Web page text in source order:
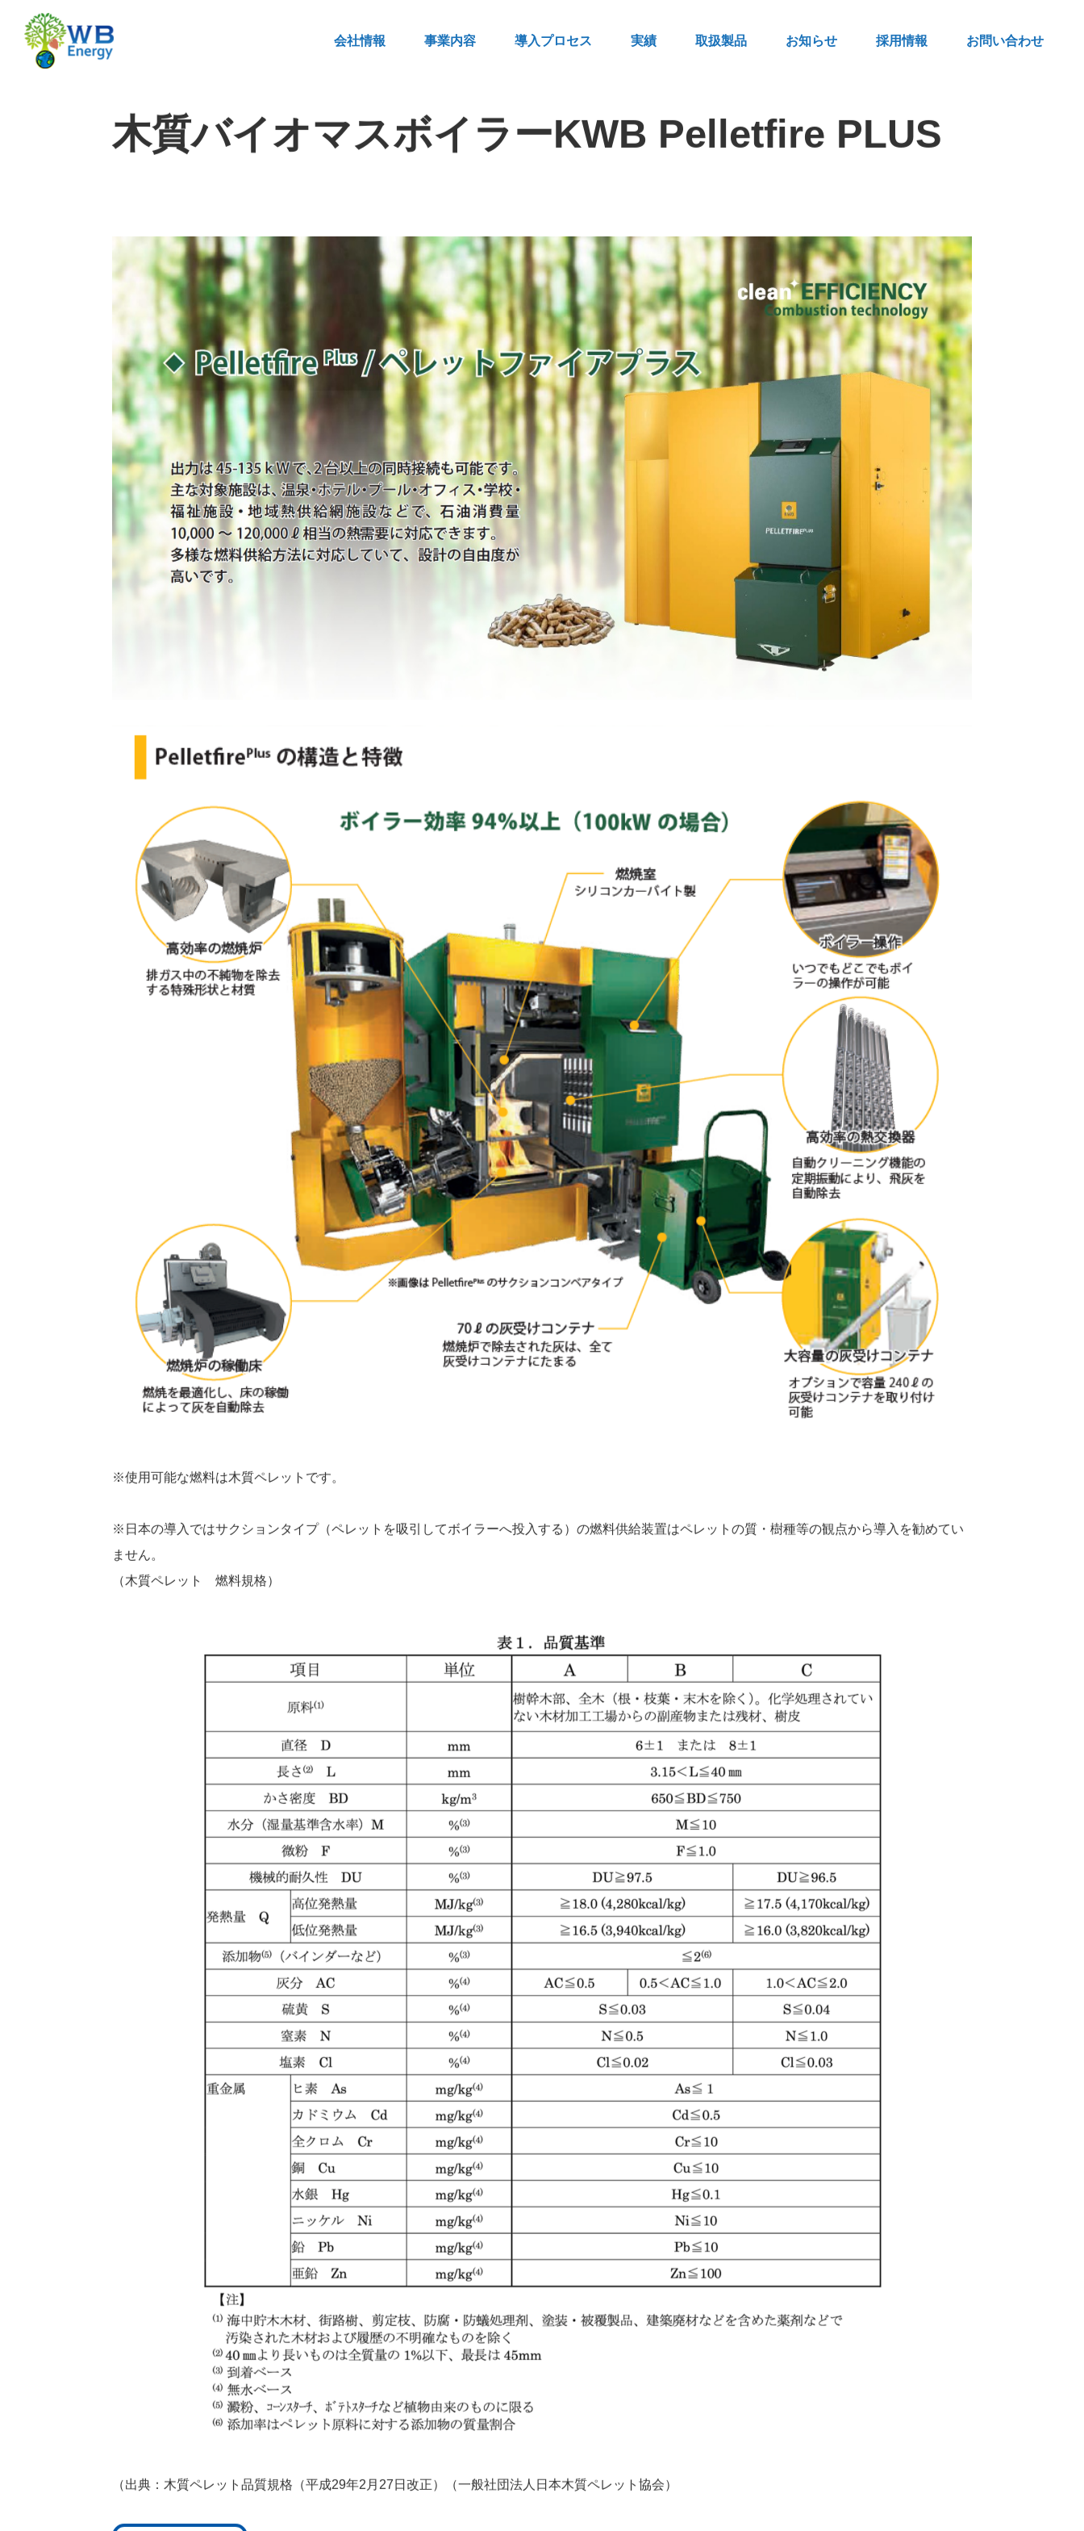
会社情報 事業内容 導入プロセス 実績 取扱製品 お知らせ 採用情報 お問い合わせ
木質バイオマスボイラーKWB Pelletfire PLUS
※日本の導入ではサクションタイプ（ペレットを吸引してボイラーへ投入する）の燃料供給装置はペレットの質・樹種等の観点から導入を勧めてい
ません。